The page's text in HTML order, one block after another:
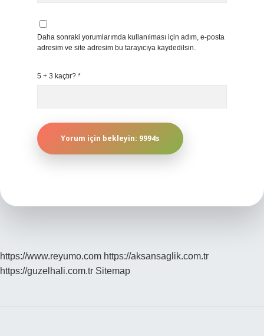
Daha sonraki yorumlarımda kullanılması için adım, e-posta
adresim ve site adresim bu tarayıcıya kaydedilsin.
5 + 3 kaçtır? *
https://www.reyumo.com https://aksansaglik.com.tr
https://guzelhali.com.tr Sitemap